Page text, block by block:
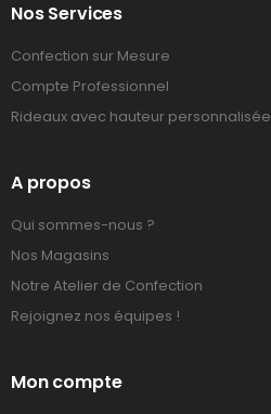
Nos Services
Confection sur Mesure
Compte Professionnel
Rideaux avec hauteur personnalisée
A propos
Qui sommes-nous ?
Nos Magasins
Notre Atelier de Confection
Rejoignez nos équipes !
Mon compte